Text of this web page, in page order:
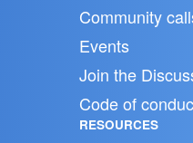
Community
Events
Join the
Code of
RESOURCES